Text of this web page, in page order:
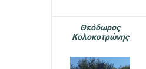
Θεόδωρος
Κολοκοτρώνης